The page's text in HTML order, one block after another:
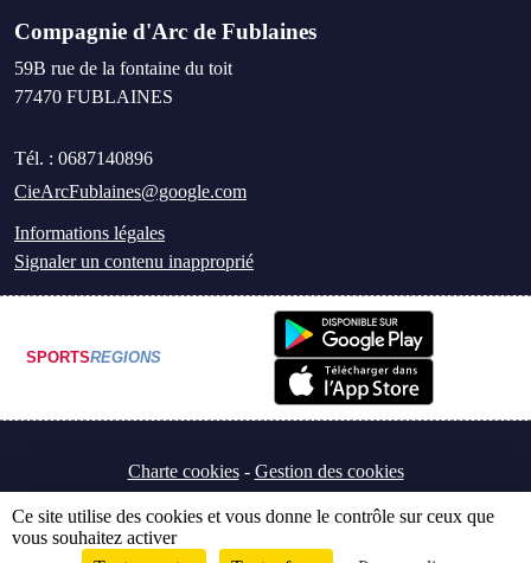
Compagnie d'Arc de Fublaines
59B rue de la fontaine du toit
77470 FUBLAINES
Tél. : 0687140896
CieArcFublaines@google.com
Informations légales
Signaler un contenu inapproprié
SPORTSREGIONS
Charte cookies Gestion des cookies
Ce site utilise des cookies et vous donne le contrôle sur ceux que
vous souhaitez activer